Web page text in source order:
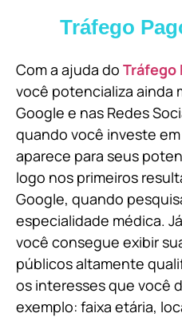
Tráfego
Com a ajuda do Tráfego
você potencializa ainda
Google e nas Redes
quando você investe
aparece para seus
logo nos primeiros
Google, quando
especialidade médica.
você consegue exibir
públicos altamente
os interesses que você
exemplo: faixa etária,